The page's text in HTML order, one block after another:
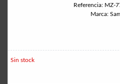
Referencia: MZ-
Marca:
Sin stock